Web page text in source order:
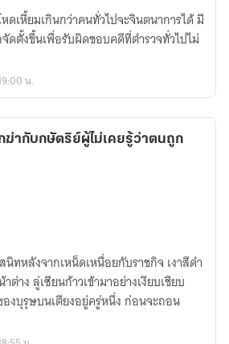
ดเหี้ยมเกินกว่าคนทั่วไปจะจินตนาการได้ มี
ตั้งขึ้นเพื่อรับผิดชอบคดีที่ตำรวจทั่วไปไม่
น.
ฆ่ากับกษัตริย์ผู้ไม่เคยรู้ว่าตนถูก
ทหลังจากเหน็ดเหนื่อยกับราชกิจ เงาสีดำ
าง ลู่เซียนก้าวเข้ามาอย่างเงียบเชียบ
งบุรุษบนเตียงอยู่ครู่หนึ่ง ก่อนจะถอน